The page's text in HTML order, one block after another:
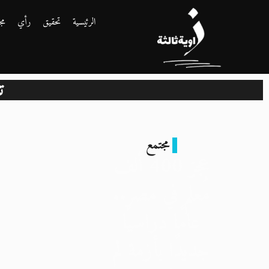
الرئيسية تحقيق رأي
مجتمع
عجز 400 ألف